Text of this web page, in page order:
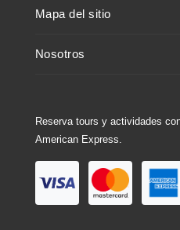
Mapa del sitio
Nosotros
Reserva tours y actividades
American Express.